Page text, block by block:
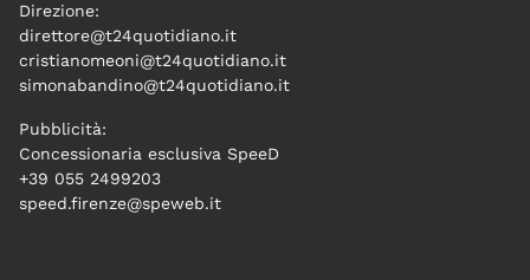
Direzione:
direttore@t24quotidiano.it
cristianomeoni@t24quotidiano.it
simonabandino@t24quotidiano.it
Pubblicità:
Concessionaria esclusiva SpeeD
+39 055 2499203
speed.firenze@speweb.it